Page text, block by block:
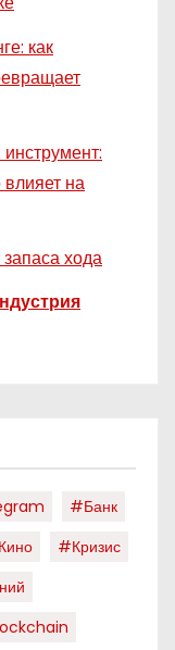
как
на
хода
#банк
#кризис